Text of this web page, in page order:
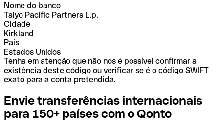
Nome do banco
Taiyo Pacific Partners L.p.
Cidade
Kirkland
País
Estados Unidos
Tenha em atenção que não nos é possível confirmar a
existência deste código ou verificar se é o código SWIFT
exato para a conta pretendida.
Envie transferências internacionais
para 150+ países com o Qonto